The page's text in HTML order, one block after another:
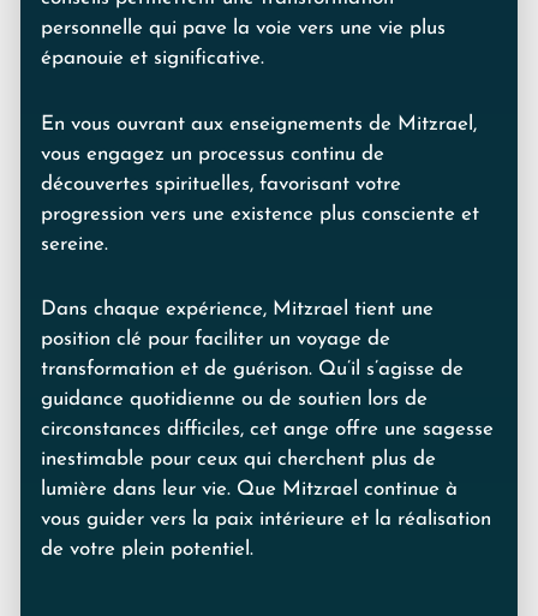
personnelle qui pave la voie vers une vie plus
épanouie et significative.
En vous ouvrant aux enseignements de Mitzrael,
vous engagez un processus continu de
découvertes spirituelles, favorisant votre
progression vers une existence plus consciente et
sereine.
Dans chaque expérience, Mitzrael tient une
position clé pour faciliter un voyage de
transformation et de guérison. Qu’il s’agisse de
guidance quotidienne ou de soutien lors de
circonstances difficiles, cet ange offre une sagesse
inestimable pour ceux qui cherchent plus de
lumière dans leur vie. Que Mitzrael continue à
vous guider vers la paix intérieure et la réalisation
de votre plein potentiel.